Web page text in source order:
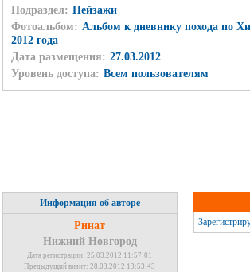
Подраздел: Пейзажи
Фотоальбом: Альбом к дневнику похода по
2012 года
Дата размещения: 27.03.2012
Уровень доступа: Всем пользователям
Информация об авторе
Ринат
Нижний Новгород
Дата регистрации: 25.03.2012 11:57:01
Предыдущий визит: 28.03.2012 13:53:43